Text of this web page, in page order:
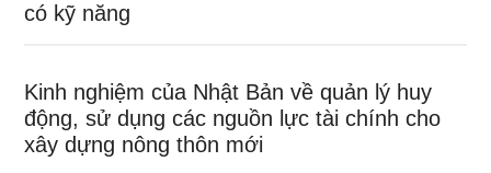
có kỹ năng
Kinh nghiệm của Nhật Bản về quản lý huy
động, sử dụng các nguồn lực tài chính cho
xây dựng nông thôn mới